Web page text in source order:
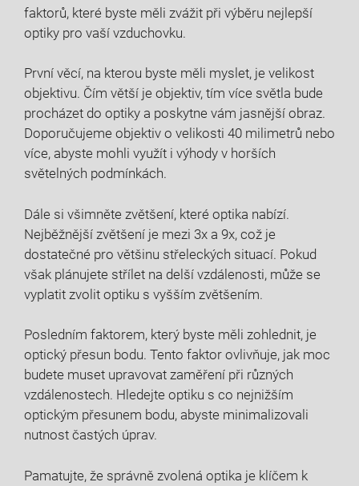
faktorů, které byste měli zvážit při výběru nejlepší
optiky pro vaší vzduchovku.
První věcí, na kterou byste měli myslet, je velikost
objektivu. Čím větší je objektiv, tím více světla bude
procházet do optiky a poskytne vám jasnější obraz.
Doporučujeme objektiv o velikosti 40 milimetrů nebo
více, abyste mohli využít i výhody v horších
světelných podmínkách.
Dále si všimněte zvětšení, které optika nabízí.
Nejběžnější zvětšení je mezi 3x a 9x, což je
dostatečné pro většinu střeleckých situací. Pokud
však plánujete střílet na delší vzdálenosti, může se
vyplatit zvolit optiku s vyšším zvětšením.
Posledním faktorem, který byste měli zohlednit, je
optický přesun bodu. Tento faktor ovlivňuje, jak moc
budete muset upravovat zaměření při různých
vzdálenostech. Hledejte optiku s co nejnižším
optickým přesunem bodu, abyste minimalizovali
nutnost častých úprav.
Pamatujte, že správně zvolená optika je klíčem k